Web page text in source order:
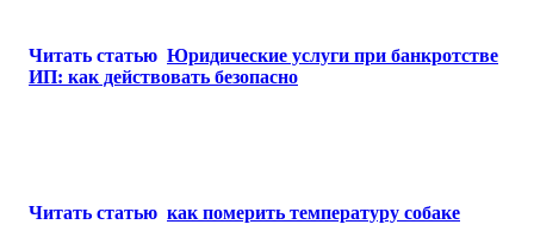
Читать статью Юридические услуги при банкротстве
ИП: как действовать безопасно
Читать статью как померить температуру собаке